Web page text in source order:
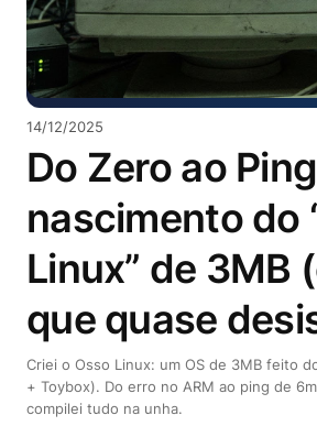
14/12/2025
Do Zero ao
nascimento do
Linux” de 3MB
que quase
Criei o Osso Linux: um OS de 3MB feito
+ Toybox). Do erro no ARM ao ping de
compilei tudo na unha.